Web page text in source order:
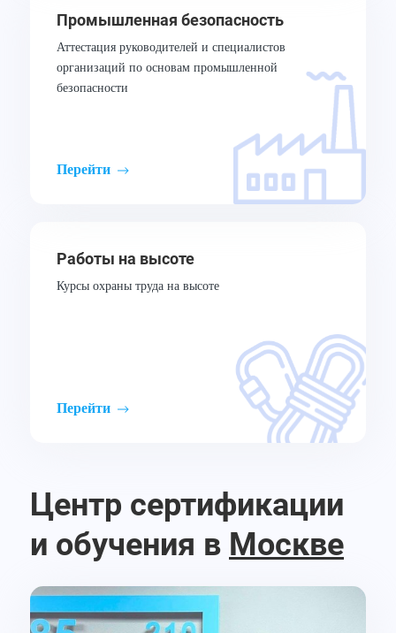
Промышленная безопасность
Аттестация руководителей и специалистов
организаций по основам промышленной
безопасности
Перейти
Работы на высоте
Курсы охраны труда на высоте
Перейти
Центр сертификации
и обучения в Москве